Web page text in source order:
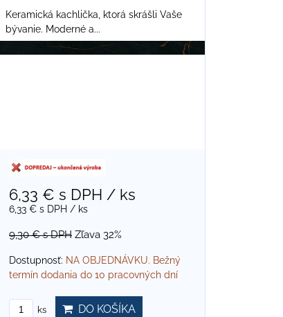
Keramická kachlička, ktorá skrášli Vaše
bývanie. Moderné a...
6,33 € s DPH / ks
6,33 € s DPH / ks
9,30 €s DPH Zľava 32%
Dostupnosť: NA OBJEDNÁVKU. Bežný
termín dodania do 10 pracovných dní
ks DO KOŠÍKA